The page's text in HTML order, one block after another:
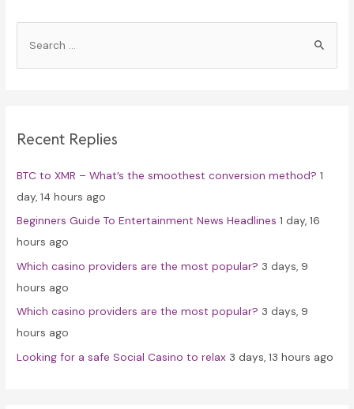
h
o
r
:
Recent Replies
BTC to XMR – What’s the smoothest conversion method? 1
day, 14 hours ago
Beginners Guide To Entertainment News Headlines 1 day, 16
hours ago
Which casino providers are the most popular? 3 days, 9
hours ago
Which casino providers are the most popular? 3 days, 9
hours ago
Looking for a safe Social Casino to relax 3 days, 13 hours ago